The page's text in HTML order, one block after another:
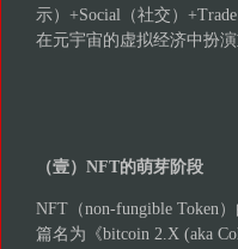
示）+Social（社交）
在元宇宙的虚拟经济中扮演
（壹）NFT的萌芽阶段
NFT（non-fungible Token
篇名为《bitcoin 2.X (aka